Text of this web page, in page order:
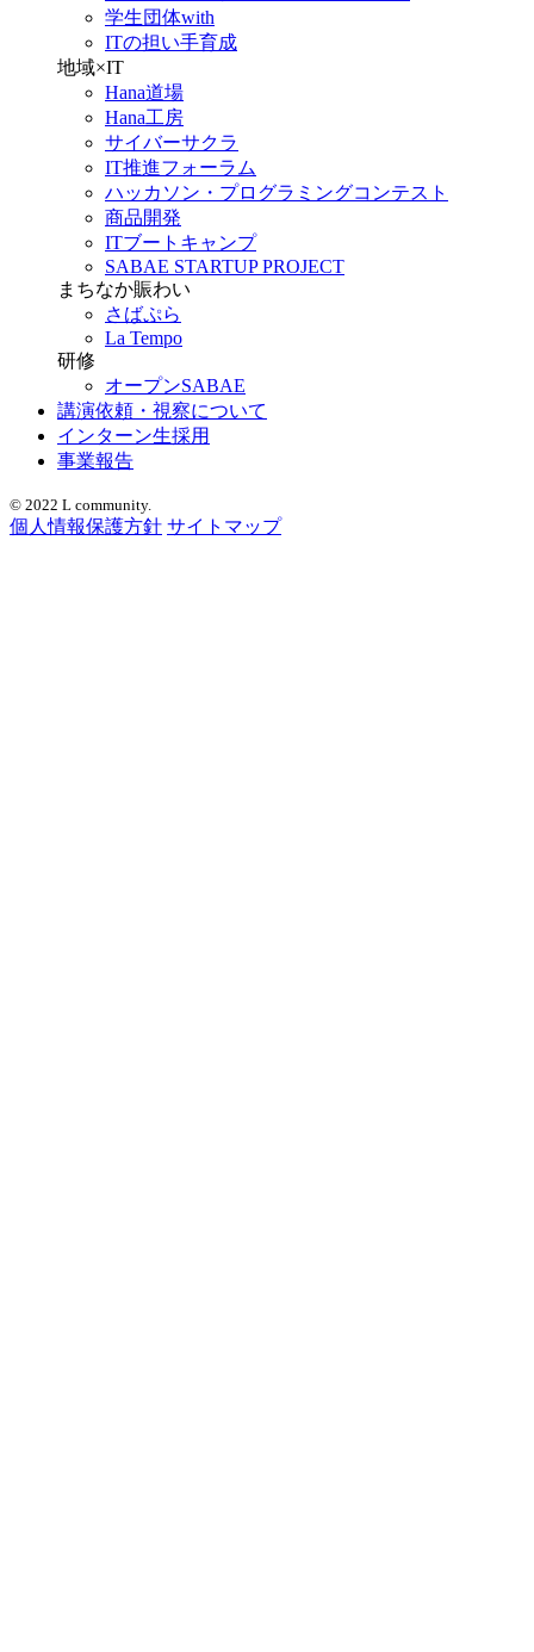
学生団体with
ITの担い手育成
地域×IT
Hana道場
Hana工房
サイバーサクラ
IT推進フォーラム
ハッカソン・プログラミングコンテスト
商品開発
ITブートキャンプ
SABAE STARTUP PROJECT
まちなか賑わい
さばぷら
La Tempo
研修
オープンSABAE
講演依頼・視察について
インターン生採用
事業報告
© 2022 L community.
個人情報保護方針 サイトマップ